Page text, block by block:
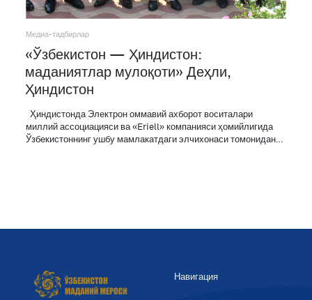
Медиа-тадбирлар
«Ўзбекистон — Ҳиндистон:
маданиятлар мулоқоти» Деҳли,
Ҳиндистон
Ҳиндистонда Электрон оммавий ахборот воситалари
миллий ассоциацияси ва «Eriell» компанияси ҳомийлигида
Ўзбекистоннинг ушбу мамлакатдаги элчихонаси томонидан…
Навигация